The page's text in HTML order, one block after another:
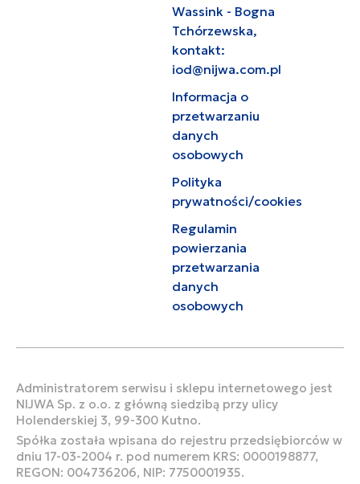
Wassink - Bogna
Tchórzewska,
kontakt:
iod@nijwa.com.pl
Informacja o
przetwarzaniu
danych
osobowych
Polityka
prywatności/cookies
Regulamin
powierzania
przetwarzania
danych
osobowych
Administratorem serwisu i sklepu internetowego jest
NIJWA Sp. z o.o. z główną siedzibą przy ulicy
Holenderskiej 3, 99-300 Kutno.
Spółka została wpisana do rejestru przedsiębiorców w
dniu 17-03-2004 r. pod numerem KRS: 0000198877,
REGON: 004736206, NIP: 7750001935.